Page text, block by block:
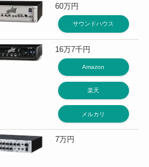
60万円
サウンドハウス
16万7千円
Amazon
楽天
メルカリ
7万円